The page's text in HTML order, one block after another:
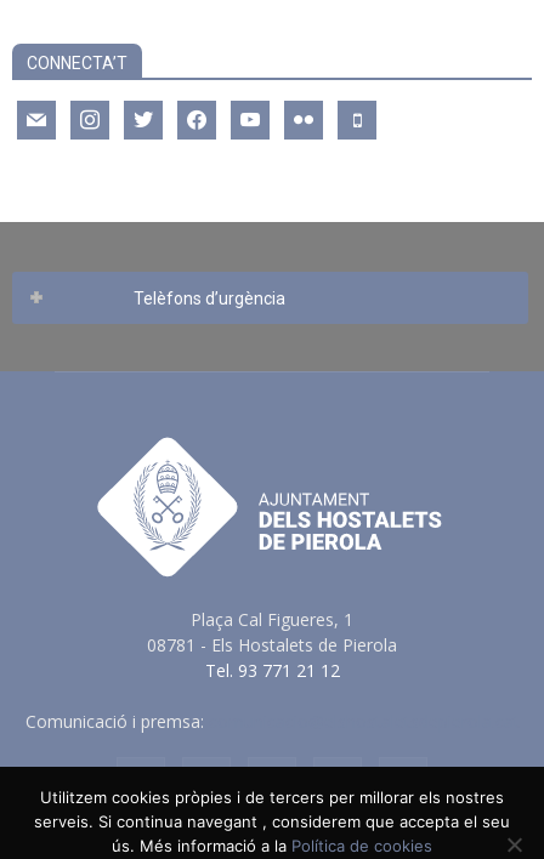
CONNECTA’T
mail instagramtwitter facebookyoutube flickr mobile
Telèfons d’urgència
Plaça Cal Figueres, 1
08781 - Els Hostalets de Pierola
Tel. 93 771 21 12
Comunicació i premsa:
Avis Legal Política de Privacitat Política de Cookies
Utilitzem cookies pròpies i de tercers per millorar els nostres
serveis. Si continua navegant , considerem que accepta el seu
ús. Més informació a la Política de cookies